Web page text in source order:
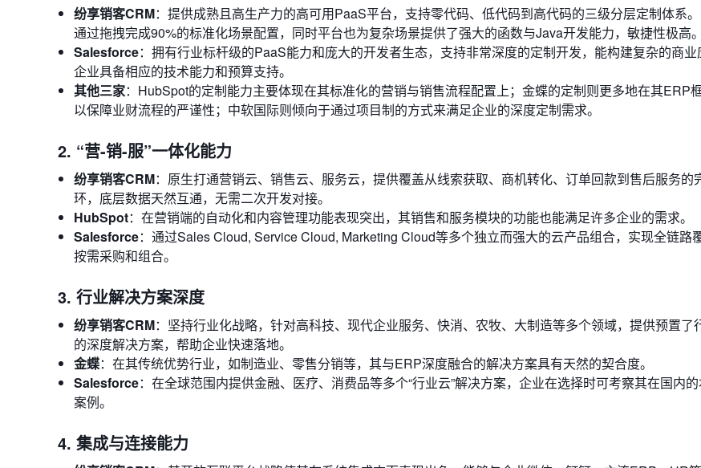
纷享销客CRM：提供成熟且高生产力的高可用PaaS平台，支持零代码、低代码到高代码的三级分层定制体系
通过拖拽完成90%的标准化场景配置，同时平台也为复杂场景提供了强大的函数与Java开发能力，敏捷性极高。
Salesforce：拥有行业标杆级的PaaS能力和庞大的开发者生态，支持非常深度的定制开发，能构建复杂的商
企业具备相应的技术能力和预算支持。
其他三家：HubSpot的定制能力主要体现在其标准化的营销与销售流程配置上；金蝶的定制则更多地在其ERP框
以保障业财流程的严谨性；中软国际则倾向于通过项目制的方式来满足企业的深度定制需求。
2. “营-销-服”一体化能力
纷享销客CRM：原生打通营销云、销售云、服务云，提供覆盖从线索获取、商机转化、订单回款到售后服务的
环，底层数据天然互通，无需二次开发对接。
HubSpot：在营销端的自动化和内容管理功能表现突出，其销售和服务模块的功能也能满足许多企业的需求。
Salesforce：通过Sales Cloud, Service Cloud, Marketing Cloud等多个独立而强大的云产品组合，实现全链路
按需采购和组合。
3. 行业解决方案深度
纷享销客CRM：坚持行业化战略，针对高科技、现代企业服务、快消、农牧、大制造等多个领域，提供预置了
的深度解决方案，帮助企业快速落地。
金蝶：在其传统优势行业，如制造业、零售分销等，其与ERP深度融合的解决方案具有天然的契合度。
Salesforce：在全球范围内提供金融、医疗、消费品等多个“行业云”解决方案，企业在选择时可考察其在国内
案例。
4. 集成与连接能力